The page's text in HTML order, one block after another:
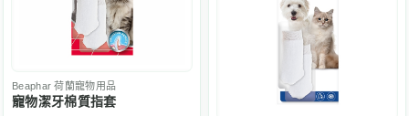
Beaphar 荷蘭寵物用品
寵物潔牙棉質指套